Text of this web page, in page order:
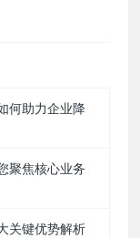
何助力企业降
聚焦核心业务
关键优势解析